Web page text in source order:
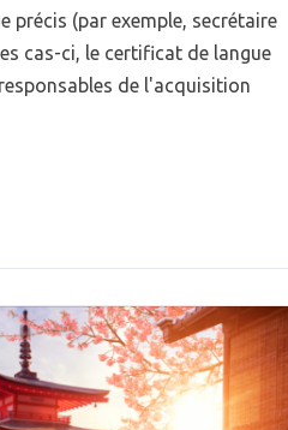
précis (par exemple, secrétaire
cas-ci, le certificat de langue
de l'acquisition